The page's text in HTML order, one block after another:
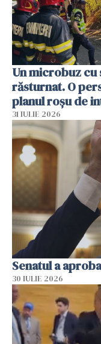
Un microbuz cu
răsturnat. O
planul roșu de
31 IULIE 2026
Senatul a
30 IULIE 2026